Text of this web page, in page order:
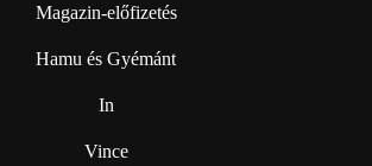
Magazin-előfizetés
Hamu és Gyémánt
In
Vince